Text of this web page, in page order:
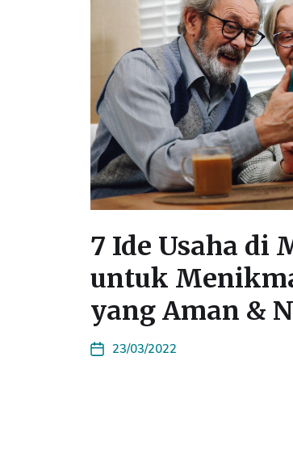
7 Ide Usaha di
untuk
yang Aman &
23/03/2022